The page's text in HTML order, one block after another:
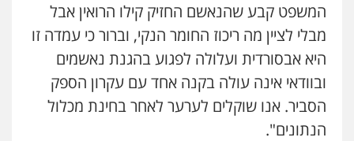
המשפט קבע שהנאשם החזיק קילו הרואין אבל
מבלי לציין מה ריכוז החומר הנקי, וברור כי עמדה זו
היא אבסורדית ועלולה לפגוע בהגנת נאשמים
ובוודאי אינה עולה בקנה אחד עם עקרון הספק
הסביר. אנו שוקלים לערער לאחר בחינת מכלול
הנתונים".
0504062539
עו"ד ד"ר אבי שקד
עבירות כלכליות הלבנת הון חילוטים
עבירות פליליות
0544385337